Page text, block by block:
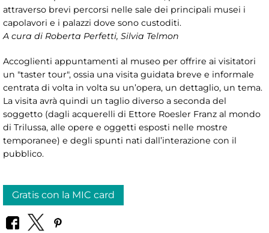
attraverso brevi percorsi nelle sale dei principali musei i
capolavori e i palazzi dove sono custoditi.
A cura di Roberta Perfetti, Silvia Telmon
Accoglienti appuntamenti al museo per offrire ai visitatori
un "taster tour", ossia una visita guidata breve e informale
centrata di volta in volta su un’opera, un dettaglio, un tema.
La visita avrà quindi un taglio diverso a seconda del
soggetto (dagli acquerelli di Ettore Roesler Franz al mondo
di Trilussa, alle opere e oggetti esposti nelle mostre
temporanee) e degli spunti nati dall’interazione con il
pubblico.
Gratis con la MIC card